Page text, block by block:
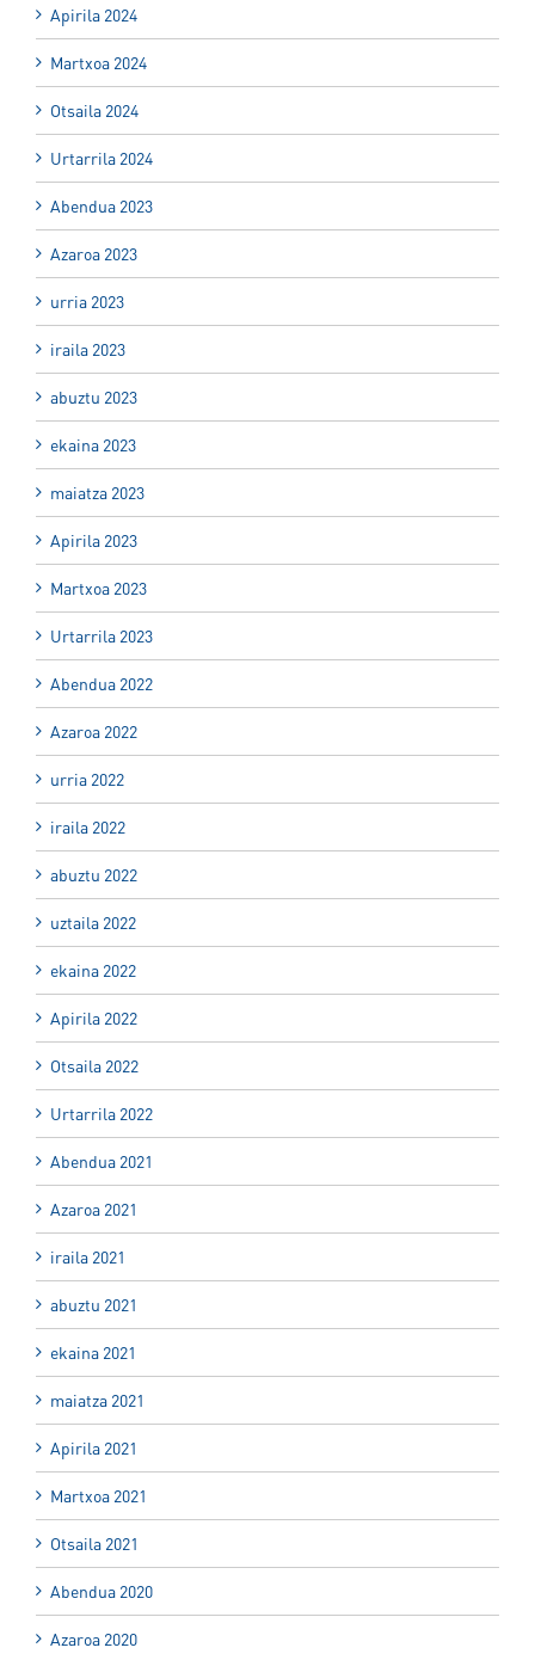
Apirila 2024
Martxoa 2024
Otsaila 2024
Urtarrila 2024
Abendua 2023
Azaroa 2023
urria 2023
iraila 2023
abuztu 2023
ekaina 2023
maiatza 2023
Apirila 2023
Martxoa 2023
Urtarrila 2023
Abendua 2022
Azaroa 2022
urria 2022
iraila 2022
abuztu 2022
uztaila 2022
ekaina 2022
Apirila 2022
Otsaila 2022
Urtarrila 2022
Abendua 2021
Azaroa 2021
iraila 2021
abuztu 2021
ekaina 2021
maiatza 2021
Apirila 2021
Martxoa 2021
Otsaila 2021
Abendua 2020
Azaroa 2020